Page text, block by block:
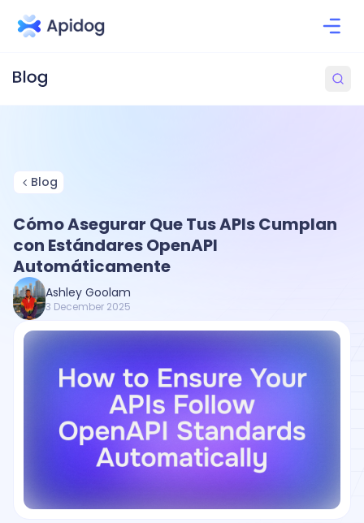
Blog
Cómo Asegurar Que Tus APIs Cumplan
con Estándares OpenAPI
Automáticamente
Ashley Goolam
3 December 2025